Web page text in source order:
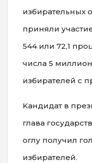
избирательных
приняли
544 или 72,1
числа 5
избирателей с
Kандидат в
глава
оглу получил
избирателей.